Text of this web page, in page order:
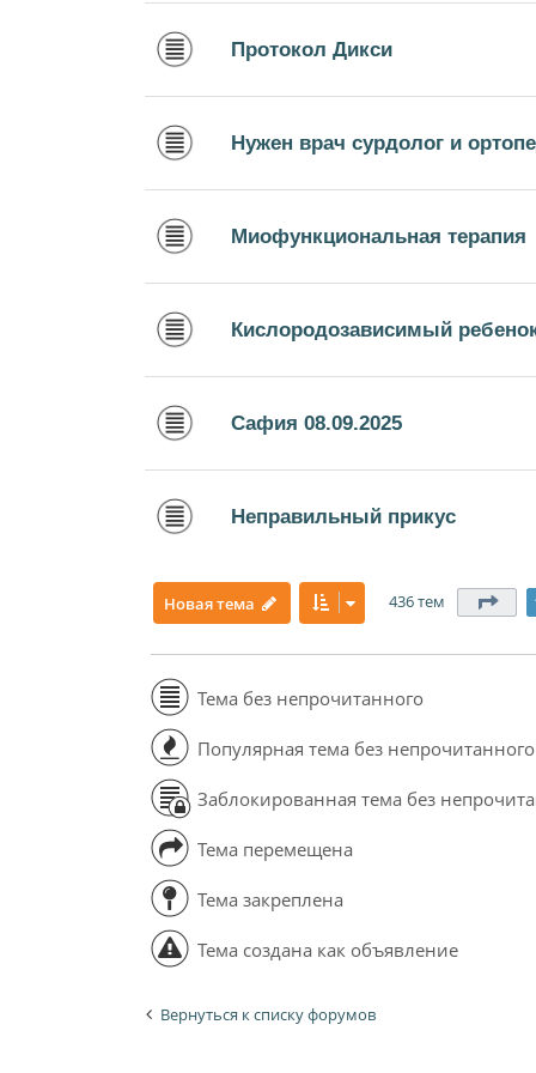
Протокол Дикси
Нужен врач сурдолог и
Миофункциональная терапия
Кислородозависимый
Сафия 08.09.2025
Неправильный прикус
Новая тема 436 тем
Тема без непрочитанного
Популярная тема без непрочитанного
Заблокированная тема без
Тема перемещена
Тема закреплена
Тема создана как объявление
Вернуться к списку форумов